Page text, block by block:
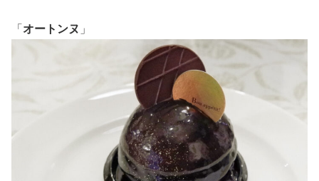
「 オートンヌ 」